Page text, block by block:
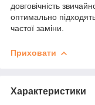
довговічність
оптимально
частої заміни.
Приховати
Характеристики